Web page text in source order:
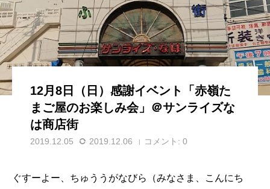
12月8日（日）感謝イベント「赤嶺た
まご屋のお楽しみ会」＠サンライズな
は商店街
2019.12.05 2019.12.06 コメント: 0
ぐすーよー、ちゅううがなびら（みなさま、こんにち